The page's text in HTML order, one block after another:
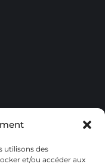
utilisons des
et/ou accéder aux